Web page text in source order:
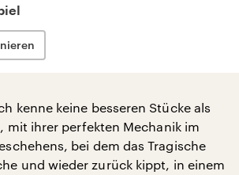
kenne keine besseren Stücke als
mit ihrer perfekten Mechanik im
bei dem das Tragische
und wieder zurück kippt, in einem